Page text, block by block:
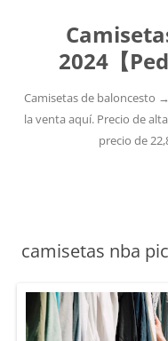
2024【
Camisetas de baloncesto
la venta aquí. Precio de
precio de
camisetas nba